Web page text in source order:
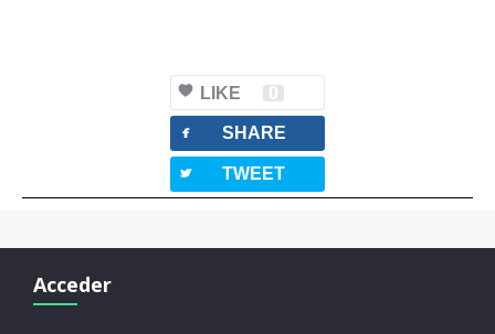
LIKE 0
facebook SHARE
twitterbird TWEET
Acceder